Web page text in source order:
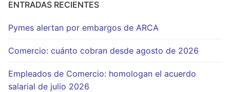
ENTRADAS RECIENTES
Pymes alertan por embargos de ARCA
Comercio: cuánto cobran desde agosto de 2026
Empleados de Comercio: homologan el acuerdo
salarial de julio 2026